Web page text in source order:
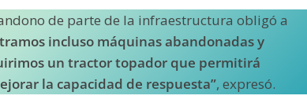
de parte de la infraestructura obligó a
incluso máquinas abandonadas y
un tractor topador que permitirá
la capacidad de respuesta”, expresó.